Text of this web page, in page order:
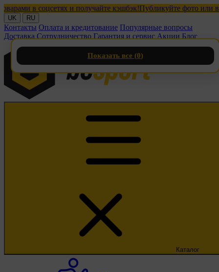
в соцсетях и получайте кэшбэк!Публикуйте фото или видео
UK RU
Контакты Оплата и кредитование Популярные вопросы
Доставка Сотрудничество Гарантия и сервис Акции Блог
Каталог
Показать все (0)